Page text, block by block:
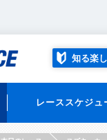
知る楽
レーススケジュ